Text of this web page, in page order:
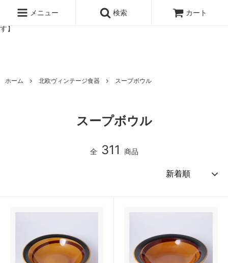
ッタのオンラインストア【アラビア,クイストゴーなどの北欧ヴィンテ
ージ食器,雅峰窯やソルテグラスジュエリーなどの作家の作品が並びま
す】
メニュー 検索 カート
ホーム 北欧ヴィンテージ食器 スープボウル
スープボウル
全 311 商品